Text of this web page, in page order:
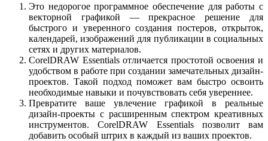
Это недорогое программное обеспечение для работы с
векторной графикой — прекрасное решение для
быстрого и уверенного создания постеров, открыток,
календарей, изображений для публикации в социальных
сетях и других материалов.
CorelDRAW Essentials отличается простотой освоения и
удобством в работе при создании замечательных дизайн-
проектов. Такой подход поможет вам быстро освоить
необходимые навыки и почувствовать себя увереннее.
Превратите ваше увлечение графикой в реальные
дизайн-проекты с расширенным спектром креативных
инструментов. CorelDRAW Essentials позволит вам
добавить особый штрих в каждый из ваших проектов.